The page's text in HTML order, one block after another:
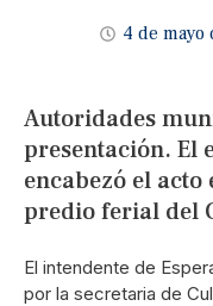
4 de mayo
Autoridades
presentación. El
encabezó el acto
predio ferial del
El intendente de
por la secretaria de